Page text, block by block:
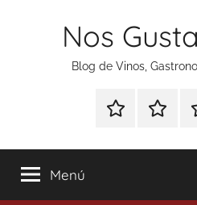
Nos
Blog de Vinos,
Especial
Tonics
Menú